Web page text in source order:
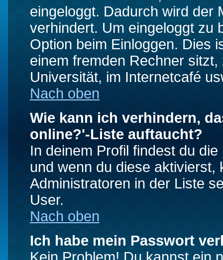
eingeloggt. Dadurch wird der
verhindert. Um eingeloggt zu
Option beim Einloggen. Dies
einem fremden Rechner
Universität, im Internetcafé
Nach oben
Wie kann ich verhindern,
online?'-Liste auftaucht?
In deinem Profil findest du
und wenn du diese aktivierst,
Administratoren in der Liste
User.
Nach oben
Ich habe mein Passwort